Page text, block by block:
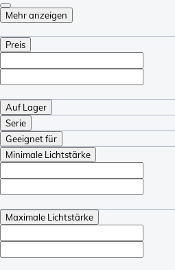
Mehr anzeigen
Preis
Auf Lager
Serie
Geeignet für
Minimale Lichtstärke
Maximale Lichtstärke